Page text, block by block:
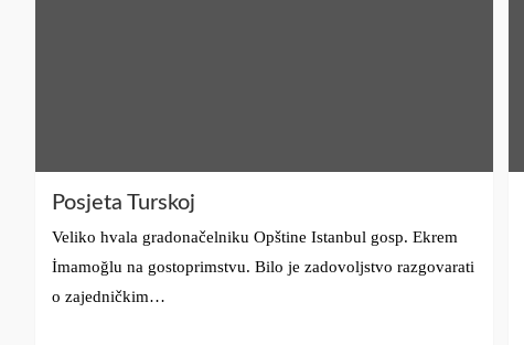
Posjeta Turskoj
Veliko hvala gradonačelniku Opštine Istanbul gosp. Ekrem
İmamoğlu na gostoprimstvu. Bilo je zadovoljstvo razgovarati
o zajedničkim…